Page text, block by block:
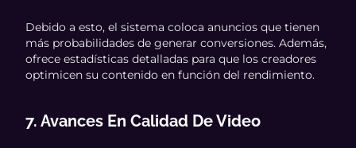
Debido a esto, el sistema coloca anuncios que tienen
más probabilidades de generar conversiones. Además,
ofrece estadísticas detalladas para que los creadores
optimicen su contenido en función del rendimiento.
7. Avances En Calidad De Video